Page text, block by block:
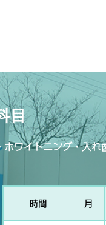
目
ワイトニング・入れ
時間 月